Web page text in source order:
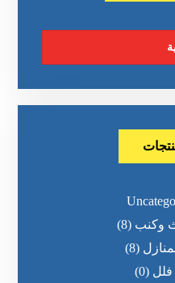
وكنب (8)
(8)
(0)